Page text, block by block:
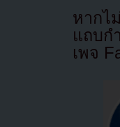
หากไ
แถบก
เพจ